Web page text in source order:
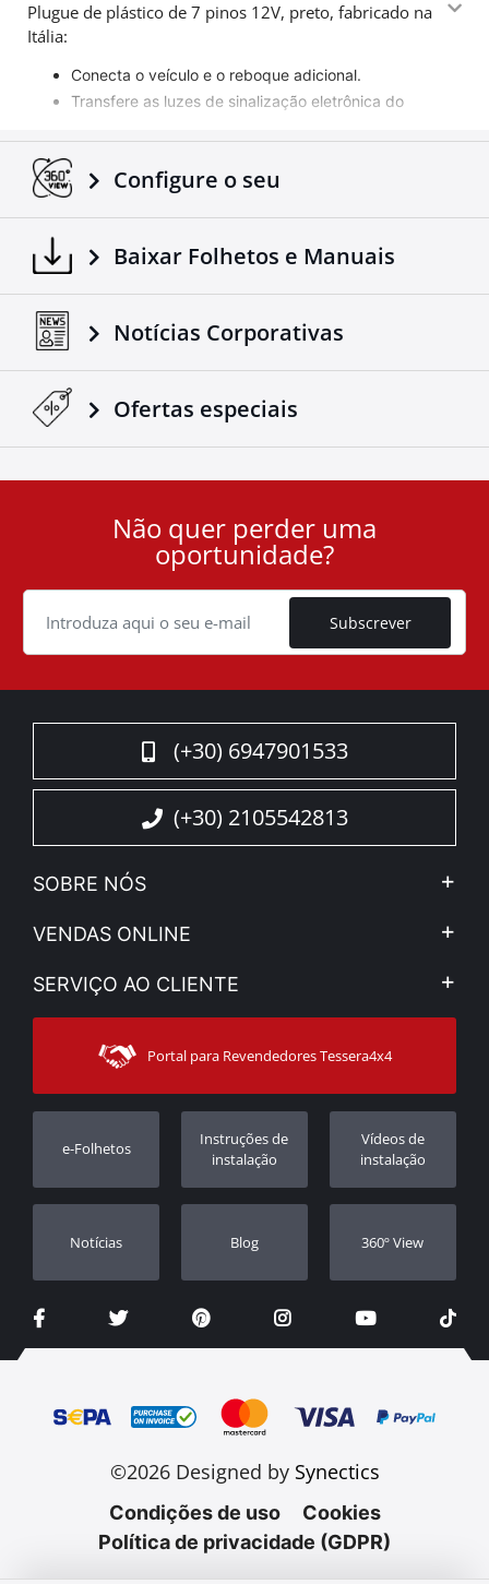
Plugue de plástico de 7 pinos 12V, preto, fabricado na
Itália:
Conecta o veículo e o reboque adicional.
Transfere as luzes de sinalização eletrônica do
Adaptável em todos os caminhões / reboques.
Feita de acordo com os padrões europeus.
Mais um produto 4x4 que vem complementar a gama
de acessórios de reconhecido sucesso da companhia
Tessera4x4.
Configure o seu
Baixar Folhetos e Manuais
Notícias Corporativas
Ofertas especiais
Cookie
Não quer perder uma
oportunidade?
Subscrever
(+30) 6947901533
(+30) 2105542813
SOBRE NÓS
A Companhia
Notícias
Sitemap
VENDAS ONLINE
Minha Conta
Modos de Enviο
SERVIÇO AO CLIENTE
Contacto
Apoio ao cliente
Rastrear ordem
Revendedores
Portal para Revendedores Tessera4x4
e-Folhetos
Instruções de
instalação
Vídeos de
instalação
Notícias Blog 360º View
©2026 Designed by Synectics
Condições de uso
Cookies
Política de privacidade (GDPR)